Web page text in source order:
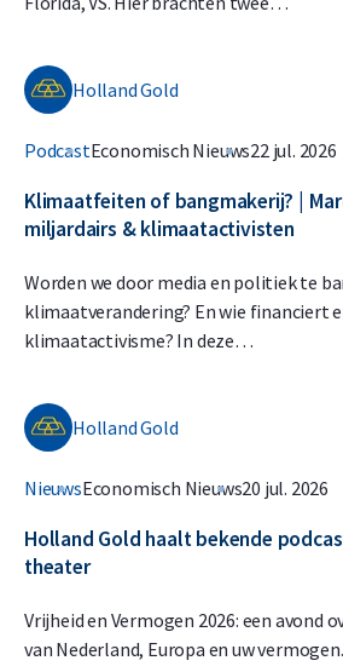
Holland Gold
PodcastEconomisch Nieuws22 jul. 2026
Klimaatfeiten of bangmakerij? |
miljardairs & klimaatactivisten
Worden we door media en politiek te
klimaatverandering? En wie financiert
klimaatactivisme? In deze…
Holland Gold
NieuwsEconomisch Nieuws20 jul. 2026
Holland Gold haalt bekende
theater
Vrijheid en Vermogen 2026: een avond
van Nederland, Europa en uw vermogen.